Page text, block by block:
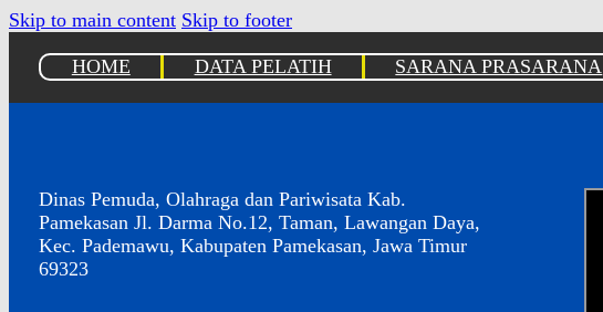
Skip to main content Skip to footer
HOME DATA PELATIH SARANA PRASARANA
Dinas Pemuda, Olahraga dan Pariwisata Kab.
Pamekasan Jl. Darma No.12, Taman, Lawangan Daya,
Kec. Pademawu, Kabupaten Pamekasan, Jawa Timur
69323